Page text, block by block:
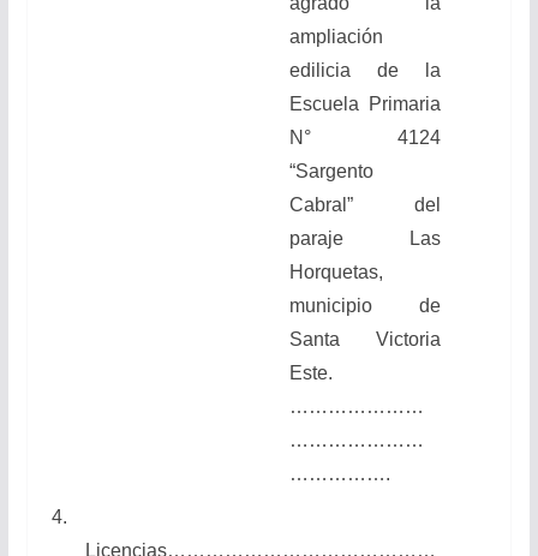
ampliación
edilicia de la
Escuela Primaria
N° 4124
“Sargento
Cabral” del
paraje Las
Horquetas,
municipio de
Santa Victoria
Este.
…………………
…………………
…………….
4.
Licencias……………………………………